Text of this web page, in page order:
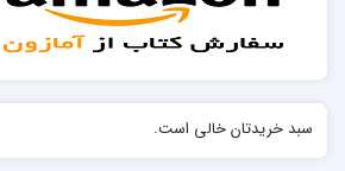
سبد خریدتان خالی است.